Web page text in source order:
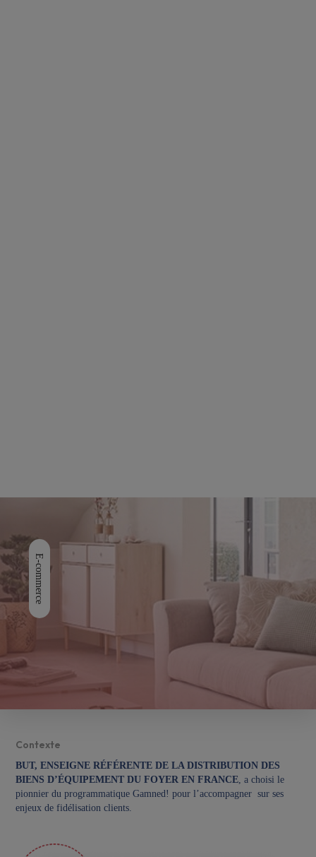
E-commerce
Contexte
BUT, ENSEIGNE RÉFÉRENTE DE LA DISTRIBUTION DES
BIENS D’ÉQUIPEMENT DU FOYER EN FRANCE , a choisi le
pionnier du programmatique Gamned! pour l’accompagner sur ses
enjeux de fidélisation clients.